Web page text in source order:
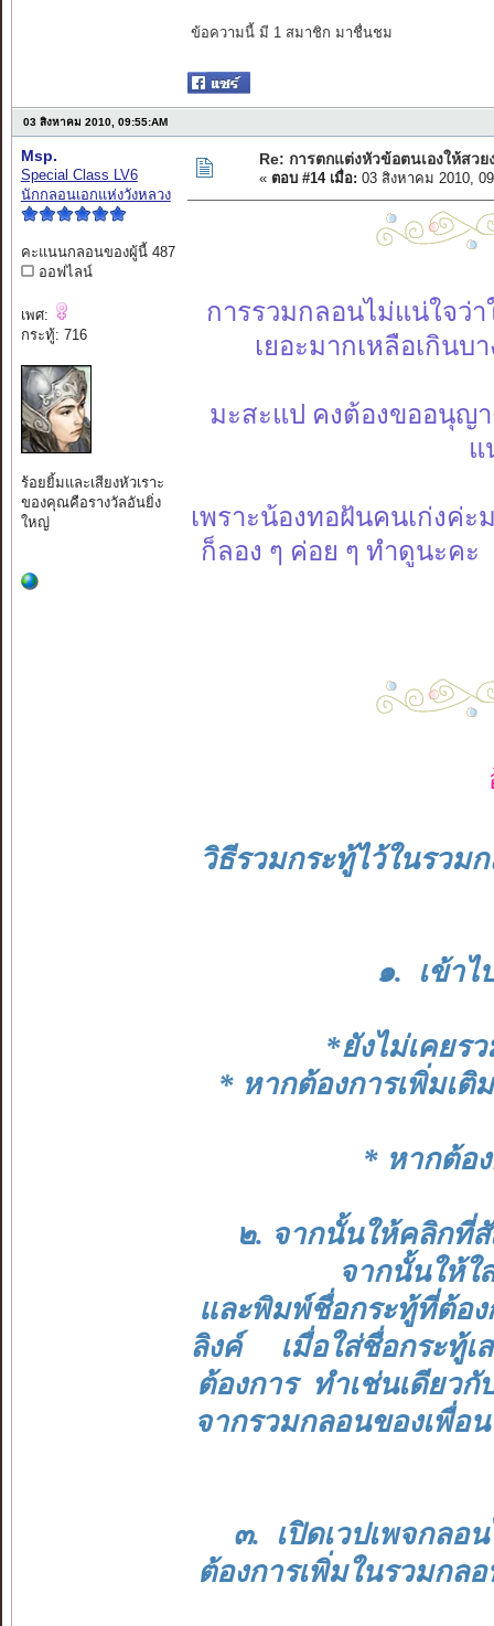
ข้อความนี้ มี 1 สมาชิก มาชื่นชม
03 สิงหาคม 2010, 09:55:AM
Msp.
Special Class LV6
นักกลอนเอกแห่งวังหลวง
คะแนนกลอนของผู้นี้ 487
ออฟไลน์
เพศ:
กระทู้: 716
ร้อยยิ้มและเสียงหัวเราะ
ของคุณคือรางวัลอันยิ่ง
ใหญ่
Re: การตกแต่งหัวข้อตนเองให้สวย
« ตอบ #14 เมื่อ: 03 สิงหาคม 2010,
การรวมกลอนไม่แน่ใจว่
เยอะมากเหลือเกินบ
มะสะแป คงต้องขออนุญ
แ
เพราะน้องทอฝันคนเก่งค่
ก็ลอง ๆ ค่อย ๆ ทำดูนะ
วิธีรวมกระทู้ไว้ในรวม
๑. เข้าไ
*ยังไม่เคยร
* หากต้องการเพิ่มเ
* หากต้อ
๒. จากนั้นให้คลิกที่
จากนั้นให้ใ
และพิมพ์ชื่อกระทู้ที่ต้อง
ลิงค์ เมื่อใส่ชื่อกระทู้เ
ต้องการ ทำเช่นเดียว
จากรวมกลอนของเพื่อ
๓. เปิดเวปเพจกลอ
ต้องการเพิ่มในรวมกล